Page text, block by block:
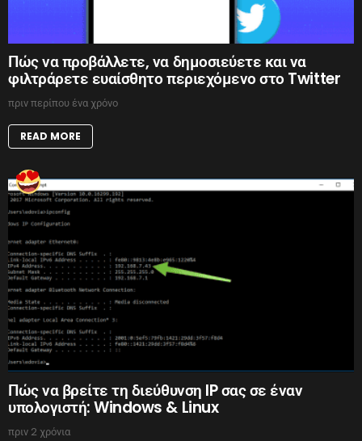
Πώς να προβάλλετε, να δημοσιεύετε και να
φιλτράρετε ευαίσθητο περιεχόμενο στο Twitter
πριν περίπου ένα χρόνο
READ MORE
Πώς να βρείτε τη διεύθυνση IP σας σε έναν
υπολογιστή: Windows & Linux
πριν 2 χρόνια